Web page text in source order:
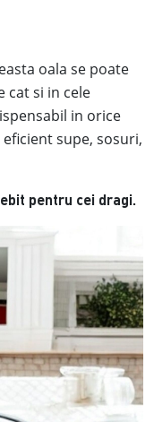
oala se poate
cat si in cele
in orice
supe, sosuri,
pentru cei dragi.